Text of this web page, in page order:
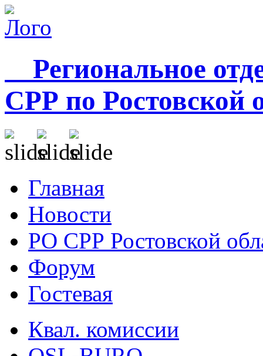
Региональное
СРР по Ростовской
Главная
Новости
РО СРР Ростовской
Форум
Гостевая
Квал. комиссии